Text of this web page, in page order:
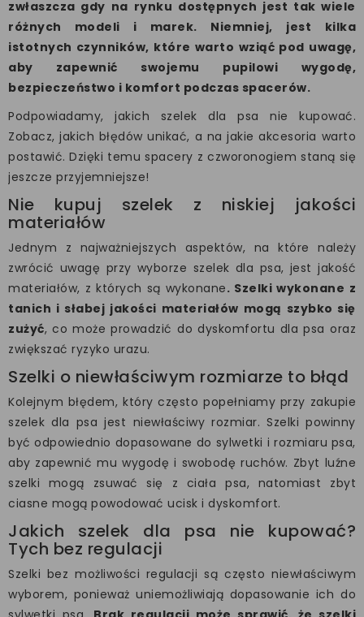
zwłaszcza gdy na rynku dostępnych jest tak wiele
różnych modeli i marek. Niemniej, jest kilka
istotnych czynników, które warto wziąć pod uwagę,
aby zapewnić swojemu pupilowi wygodę,
bezpieczeństwo i komfort podczas spacerów.
Podpowiadamy, jakich szelek dla psa nie kupować.
Zobacz, jakich błędów unikać, a na jakie akcesoria warto
postawić. Dzięki temu spacery z czworonogiem staną się
jeszcze przyjemniejsze!
Nie kupuj szelek z niskiej jakości
materiałów
Jednym z najważniejszych aspektów, na które należy
zwrócić uwagę przy wyborze szelek dla psa, jest jakość
materiałów, z których są wykonane. Szelki wykonane z
tanich i słabej jakości materiałów mogą szybko się
zużyć, co może prowadzić do dyskomfortu dla psa oraz
zwiększać ryzyko urazu.
Szelki o niewłaściwym rozmiarze to błąd
Kolejnym błędem, który często popełniamy przy zakupie
szelek dla psa jest niewłaściwy rozmiar. Szelki powinny
być odpowiednio dopasowane do sylwetki i rozmiaru psa,
aby zapewnić mu wygodę i swobodę ruchów. Zbyt luźne
szelki mogą zsuwać się z ciała psa, natomiast zbyt
ciasne mogą powodować ucisk i dyskomfort.
Jakich szelek dla psa nie kupować?
Tych bez regulacji
Szelki bez możliwości regulacji są często niewłaściwym
wyborem, ponieważ uniemożliwiają dopasowanie ich do